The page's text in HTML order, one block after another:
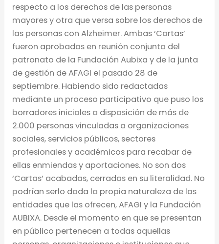
respecto a los derechos de las personas
mayores y otra que versa sobre los derechos de
las personas con Alzheimer. Ambas ‘Cartas’
fueron aprobadas en reunión conjunta del
patronato de la Fundación Aubixa y de la junta
de gestión de AFAGI el pasado 28 de
septiembre. Habiendo sido redactadas
mediante un proceso participativo que puso los
borradores iniciales a disposición de más de
2.000 personas vinculadas a organizaciones
sociales, servicios públicos, sectores
profesionales y académicos para recabar de
ellas enmiendas y aportaciones. No son dos
‘Cartas’ acabadas, cerradas en su literalidad. No
podrían serlo dada la propia naturaleza de las
entidades que las ofrecen, AFAGI y la Fundación
AUBIXA. Desde el momento en que se presentan
en público pertenecen a todas aquellas